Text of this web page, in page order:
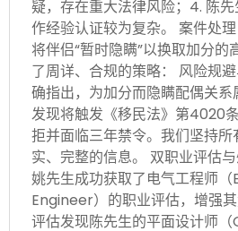
疑，存在重大法律风险；4. 陈
作经验认证较为复杂。 案件处
将伴侣“暂时隐瞒”以换取加分的
了周详、合规的策略： 风险规
确指出，为加分而隐瞒配偶关
发现将触发《移民法》第4020
拒并面临三年禁令。我们坚持
实、完整的信息。 双职业评估
姚先生成功获取了电气工程师
Engineer）的职业评估，增强
评估发现陈先生的平面设计师